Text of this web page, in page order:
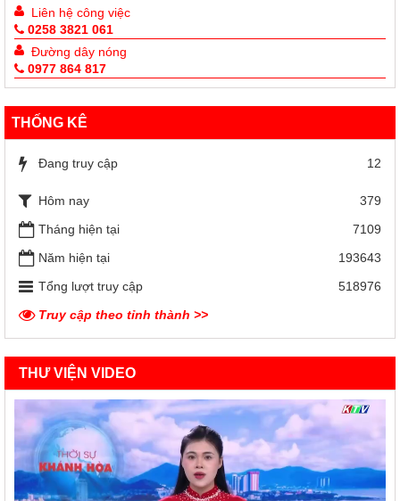
Liên hệ công việc
0258 3821 061
Đường dây nóng
0977 864 817
THỐNG KÊ
Đang truy cập 12
Hôm nay
379
Tháng hiện tại
7109
Năm hiện tại
193643
Tổng lượt truy cập
518976
Truy cập theo tỉnh thành >>
THƯ VIỆN VIDEO